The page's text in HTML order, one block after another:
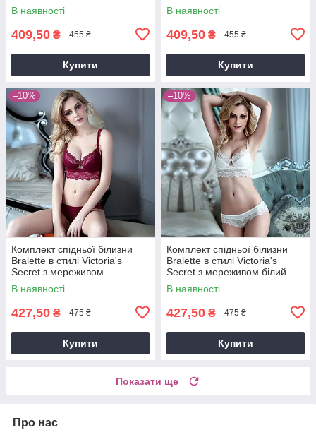
В наявності
409,50 ₴ 455 ₴
Купити
В наявності
409,50 ₴ 455 ₴
Купити
–10%
Комплект спідньої білизни
Bralette в стилі Victoria's
Secret з мереживом
бордовий
В наявності
427,50 ₴ 475 ₴
Купити
–10%
Комплект спідньої білизни
Bralette в стилі Victoria's
Secret з мереживом білий
В наявності
427,50 ₴ 475 ₴
Купити
Показати ще
Про нас